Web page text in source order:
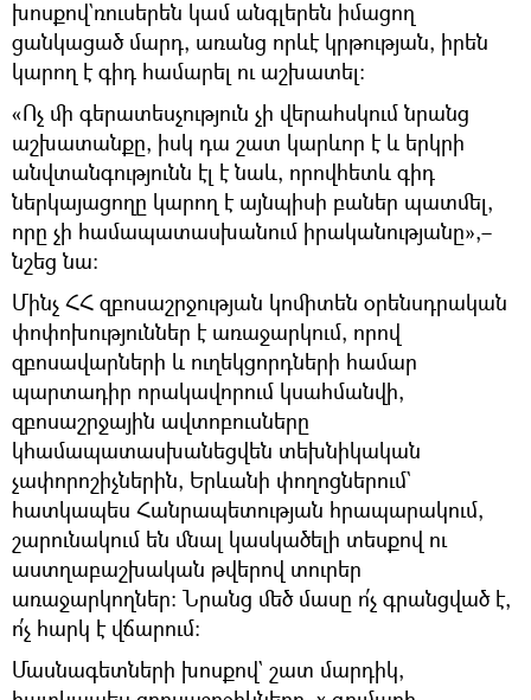
խոսքով`ռուսերեն կամ անգլերեն իմացող
ցանկացած մարդ, առանց որևէ կրթության, իրեն
կարող է գիդ համարել ու աշխատել։
«Ոչ մի գերատեսչություն չի վերահսկում նրանց
աշխատանքը, իսկ դա շատ կարևոր է և երկրի
անվտանգությունն էլ է նաև, որովհետև գիդ
ներկայացողը կարող է այնպիսի բաներ պատմել,
որը չի համապատասխանում իրականությանը»,–
նշեց նա։
Մինչ ՀՀ զբոսաշրջության կոմիտեն օրենսդրական
փոփոխություններ է առաջարկում, որով
զբոսավարների և ուղեկցորդների համար
պարտադիր որակավորում կսահմանվի,
զբոսաշրջային ավտոբուսները
կհամապատասխանեցվեն տեխնիկական
չափորոշիչներին, Երևանի փողոցներում`
հատկապես Հանրապետության հրապարակում,
շարունակում են մնալ կասկածելի տեսքով ու
աստղաբաշխական թվերով տուրեր
առաջարկողներ։ Նրանց մեծ մասը ո՛չ գրանցված է,
ո՛չ հարկ է վճարում։
Մասնագետների խոսքով` շատ մարդիկ,